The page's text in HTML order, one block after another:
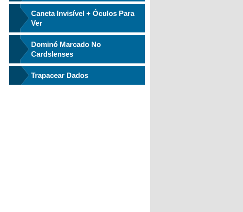
Caneta Invisível + Óculos Para
Ver
Dominó Marcado No
Cardslenses
Trapacear Dados